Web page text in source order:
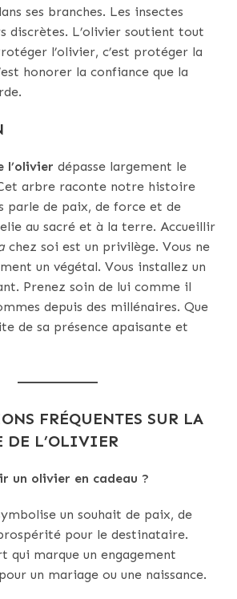
ses branches. Les insectes
discrètes. L’olivier soutient tout
l’olivier, c’est protéger la
honorer la confiance que la
l’olivier dépasse largement le
arbre raconte notre histoire
parle de paix, de force et de
au sacré et à la terre. Accueillir
chez soi est un privilège. Vous ne
un végétal. Vous installez un
Prenez soin de lui comme il
depuis des millénaires. Que
de sa présence apaisante et
FRÉQUENTES SUR LA
DE L’OLIVIER
un olivier en cadeau ?
un souhait de paix, de
pour le destinataire.
qui marque un engagement
un mariage ou une naissance.